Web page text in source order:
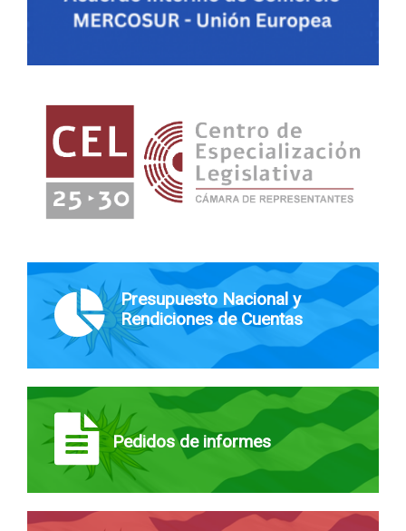
Presupuesto Nacional y
Rendiciones de Cuentas
Pedidos de informes